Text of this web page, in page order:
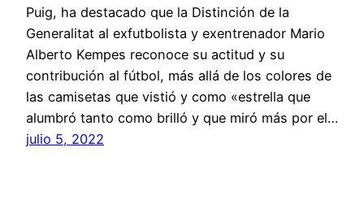
Puig, ha destacado que la Distinción de la
Generalitat al exfutbolista y exentrenador Mario
Alberto Kempes reconoce su actitud y su
contribución al fútbol, más allá de los colores de
las camisetas que vistió y como «estrella que
alumbró tanto como brilló y que miró más por el…
julio 5, 2022